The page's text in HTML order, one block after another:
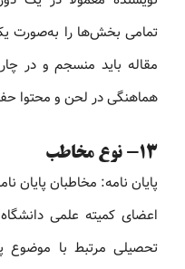
تمامی بخش‌ها را به‌صورت
مقاله باید منسجم و در
هماهنگی در لحن و محتوا
13- نوع مخاطب
پایان نامه: مخاطبان پایان
اعضای کمیته علمی
تحصیلی مرتبط با موضوع